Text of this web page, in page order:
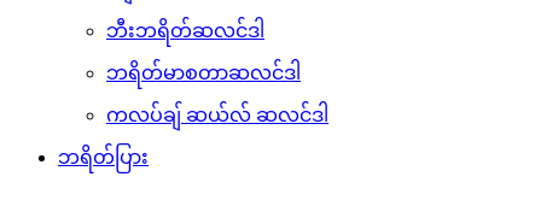
ဘီးဘရိတ်ဆလင်ဒါ
ဘရိတ်မာစတာဆလင်ဒါ
ကလပ်ချ် ဆယ်လ် ဆလင်ဒါ
ဘရိတ်ပြား